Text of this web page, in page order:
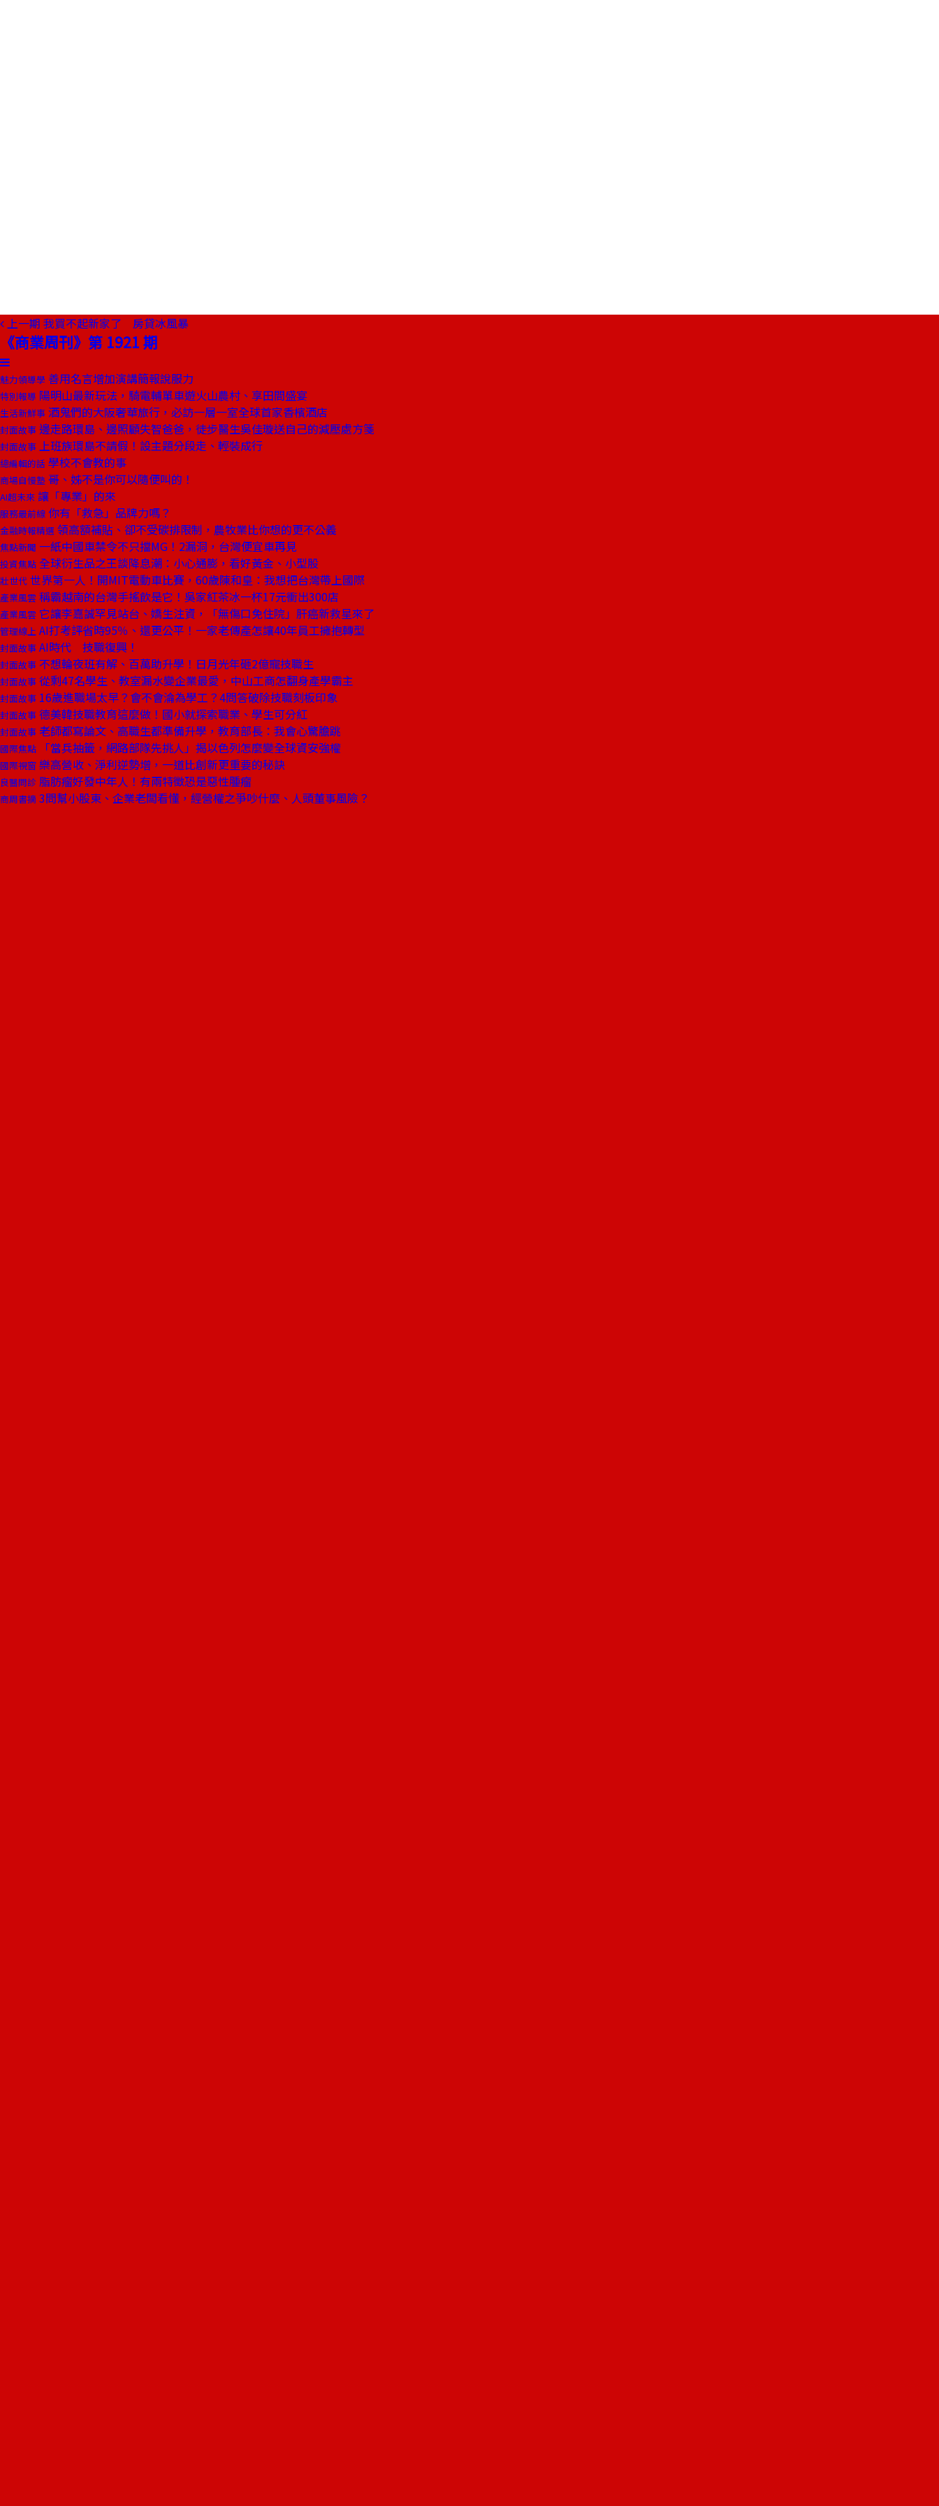
上一期 我買不起新家了 房貸冰風暴
《商業周刊》第 1921 期
魅力領導學 善用名言增加演講簡報說服力
特別報導 陽明山最新玩法，騎電輔單車遊火山農村、享田間盛宴
生活新鮮事 酒鬼們的大阪奢華旅行，必訪一層一室全球首家香檳酒店
封面故事 邊走路環島、邊照顧失智爸爸，徒步醫生吳佳璇送自己的減壓處方箋
封面故事 上班族環島不請假！設主題分段走、輕裝成行
總編輯的話 學校不會教的事
商場自慢塾 哥、姊不是你可以隨便叫的！
AI超未來 讓「專業」的來
服務最前線 你有「救急」品牌力嗎？
金融時報精選 領高額補貼、卻不受碳排限制，農牧業比你想的更不公義
焦點新聞 一紙中國車禁令不只擋MG！2漏洞，台灣便宜車再見
投資焦點 全球衍生品之王談降息潮：小心通膨，看好黃金、小型股
壯世代 世界第一人！開MIT電動車比賽，60歲陳和皇：我想把台灣帶上國際
產業風雲 稱霸越南的台灣手搖飲是它！吳家紅茶冰一杯17元衝出300店
產業風雲 它讓李嘉誠罕見站台、嬌生注資，「無傷口免住院」肝癌新救星來了
管理線上 AI打考評省時95％、還更公平！一家老傳產怎讓40年員工擁抱轉型
封面故事 AI時代 技職復興！
封面故事 不想輪夜班有解、百萬助升學！日月光年砸2億寵技職生
封面故事 從剩47名學生、教室漏水變企業最愛，中山工商怎翻身產學霸主
封面故事 16歲進職場太早？會不會淪為學工？4問答破除技職刻板印象
封面故事 德美韓技職教育這麼做！國小就探索職業、學生可分紅
封面故事 老師都寫論文、高職生都準備升學，教育部長：我會心驚膽跳
國際焦點 「當兵抽籤，網路部隊先挑人」揭以色列怎麼變全球資安強權
國際視窗 樂高營收、淨利逆勢增，一道比創新更重要的秘訣
良醫問診 脂肪瘤好發中年人！有兩特徵恐是惡性腫瘤
商周書摘 3問幫小股東、企業老闆看懂，經營權之爭吵什麼、人頭董事風險？